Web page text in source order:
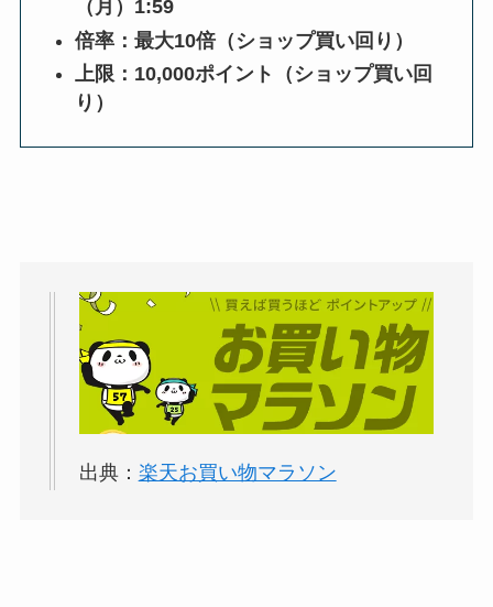
（月）1:59
倍率：最大10倍（ショップ買い回り）
上限：10,000ポイント（ショップ買い回
り）
出典： 楽天お買い物マラソン